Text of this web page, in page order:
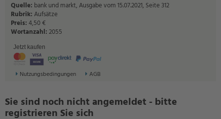
Quelle: bank und markt, Ausgabe vom 15.07.2021, Seite 312
Rubrik:Aufsätze
Preis:4,50 €
Wortanzahl:2055
Jetzt kaufen
Nutzungsbedingungen AGB
Sie sind noch nicht angemeldet - bitte
registrieren Sie sich